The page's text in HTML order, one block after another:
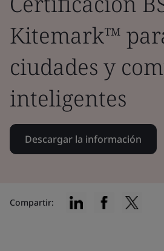
Kitemark™
ciudades y
inteligentes
Descargar la información
Compartir: